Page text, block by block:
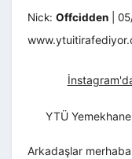
Nick: Offcidden
YTÜ
Arkadaşlar